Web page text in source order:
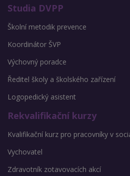
Studia DVPP
Školní metodik prevence
Koordinátor ŠVP
Výchovný poradce
Ředitel školy a školského zařízení
Logopedický asistent
Rekvalifikační kurzy
Kvalifikační kurz pro pracovníky v
Vychovatel
Zdravotník zotavovacích akcí